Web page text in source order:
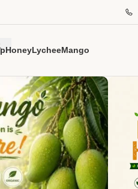
HoneyLycheeMango